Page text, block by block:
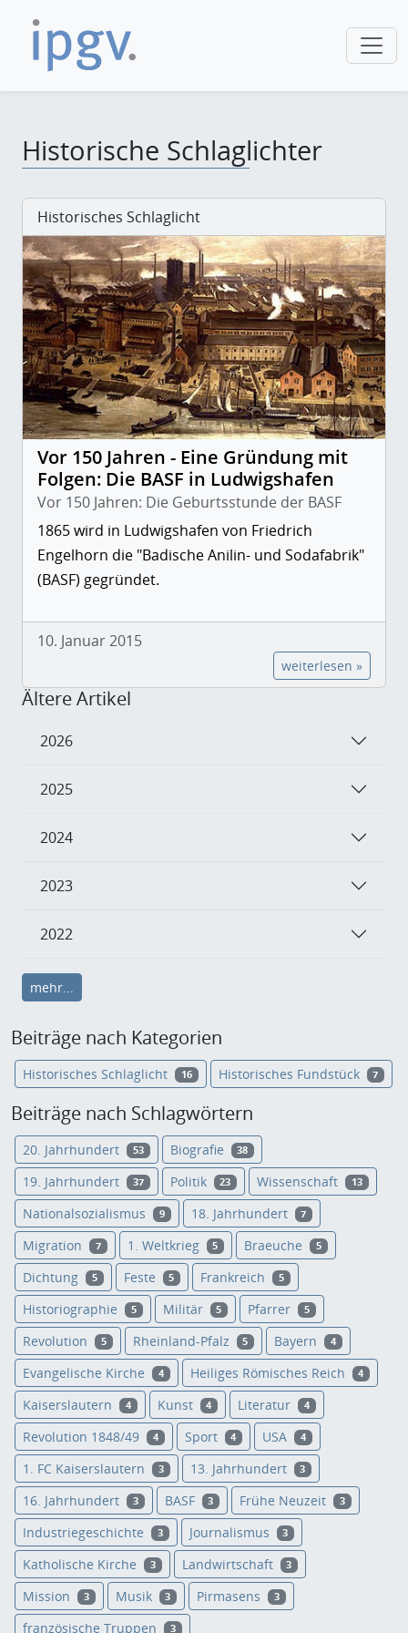
Historische Schlaglichter
Historisches Schlaglicht
Vor 150 Jahren - Eine Gründung mit
Folgen: Die BASF in Ludwigshafen
Vor 150 Jahren: Die Geburtsstunde der BASF
1865 wird in Ludwigshafen von Friedrich
Engelhorn die "Badische Anilin- und Sodafabrik"
(BASF) gegründet.
10. Januar 2015
weiterlesen »
Ältere Artikel
2026
2025
2024
2023
2022
mehr...
Beiträge nach Kategorien
Historisches Schlaglicht 16 Historisches Fundstück 7
Beiträge nach Schlagwörtern
20. Jahrhundert 53 Biografie 38
19. Jahrhundert 37 Politik 23 Wissenschaft 13
Nationalsozialismus 9 18. Jahrhundert 7
Migration 7 1. Weltkrieg 5 Braeuche 5
Dichtung 5 Feste 5 Frankreich 5
Historiographie 5 Militär 5 Pfarrer 5
Revolution 5 Rheinland-Pfalz 5 Bayern 4
Evangelische Kirche 4 Heiliges Römisches Reich 4
Kaiserslautern 4 Kunst 4 Literatur 4
Revolution 1848/49 4 Sport 4 USA 4
1. FC Kaiserslautern 3 13. Jahrhundert 3
16. Jahrhundert 3 BASF 3 Frühe Neuzeit 3
Industriegeschichte 3 Journalismus 3
Katholische Kirche 3 Landwirtschaft 3
Mission 3 Musik 3 Pirmasens 3
französische Truppen 3